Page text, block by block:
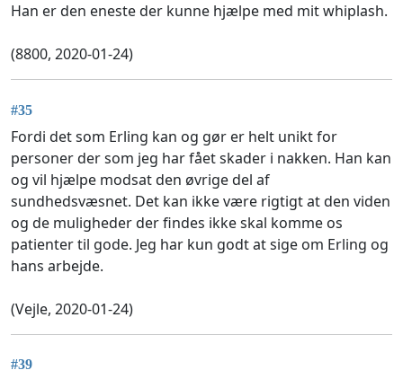
Han er den eneste der kunne hjælpe med mit whiplash.
(8800, 2020-01-24)
#35
Fordi det som Erling kan og gør er helt unikt for
personer der som jeg har fået skader i nakken. Han kan
og vil hjælpe modsat den øvrige del af
sundhedsvæsnet. Det kan ikke være rigtigt at den viden
og de muligheder der findes ikke skal komme os
patienter til gode. Jeg har kun godt at sige om Erling og
hans arbejde.
(Vejle, 2020-01-24)
#39